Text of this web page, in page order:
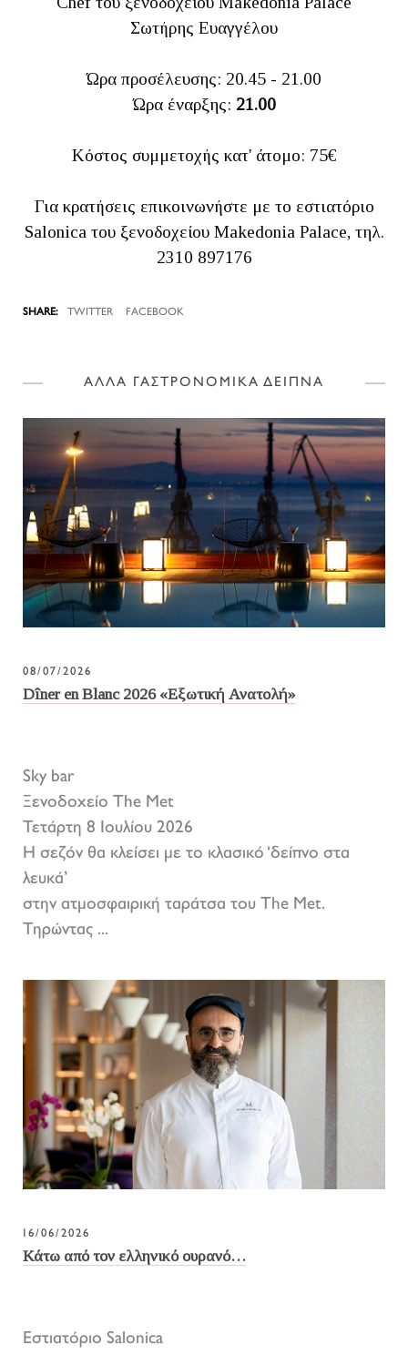
Σωτήρης Ευαγγέλου
Ώρα προσέλευσης: 20.45 - 21.00
Ώρα έναρξης: 21.00
Κόστος συμμετοχής κατ' άτομο: 75€
Για κρατήσεις επικοινωνήστε με το εστιατόριο
Salonica του ξενοδοχείου Makedonia Palace, τηλ.
2310 897176
TWITTER FACEBOOK
ΑΛΛΑ ΓΑΣΤΡΟΝΟΜΙΚΑ ΔΕΙΠΝΑ
08/07/2026
Dîner en Blanc 2026 «Εξωτική Ανατολή»
Sky bar
Ξενοδοχείο The Met
Τετάρτη 8 Ιουλίου 2026
Η σεζόν θα κλείσει με το κλασικό ‘δείπνο στα
λευκά’
στην ατμοσφαιρική ταράτσα του The Met.
Τηρώντας ...
16/06/2026
Κάτω από τον ελληνικό ουρανό…
Εστιατόριο Salonica